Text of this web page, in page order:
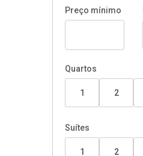
Preço mínimo
Quartos
1 2
Suítes
1 2